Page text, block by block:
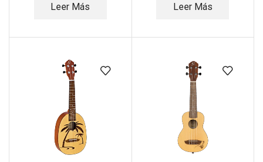
Leer Más Leer Más